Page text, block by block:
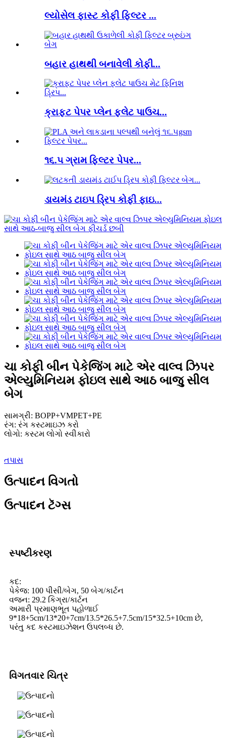
લ્યોસેલ ફાસ્ટ કોફી ફિલ્ટર ...
બહાર હાથથી બનાવેલી કોફી...
ક્રાફ્ટ પેપર પ્લેન ફ્લેટ પાઉચ...
૧૬.૫ ગ્રામ ફિલ્ટર પેપર...
ડાયમંડ ટાઇપ ડ્રિપ કોફી ફાઇ...
ચા કોફી બીન પેકેજિંગ માટે એર વાલ્વ ઝિપર
એલ્યુમિનિયમ ફોઇલ સાથે આઠ બાજુ સીલ
બેગ
સામગ્રી: BOPP+VMPET+PE
રંગ: રંગ કસ્ટમાઇઝ કરો
લોગો: કસ્ટમ લોગો સ્વીકારો
તપાસ
ઉત્પાદન વિગતો
ઉત્પાદન ટૅગ્સ
સ્પષ્ટીકરણ
કદ:
પેકેજ: 100 પીસી/બેગ, 50 બેગ/કાર્ટન
વજન: 29.2 કિગ્રા/કાર્ટન
અમારી પ્રમાણભૂત પહોળાઈ
9*18+5cm/13*20+7cm/13.5*26.5+7.5cm/15*32.5+10cm છે,
પરંતુ કદ કસ્ટમાઇઝેશન ઉપલબ્ધ છે.
વિગતવાર ચિત્ર